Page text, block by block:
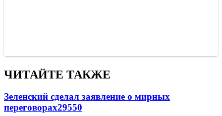
ЧИТАЙТЕ ТАКЖЕ
Зеленский сделал заявление о мирных
переговорах29550